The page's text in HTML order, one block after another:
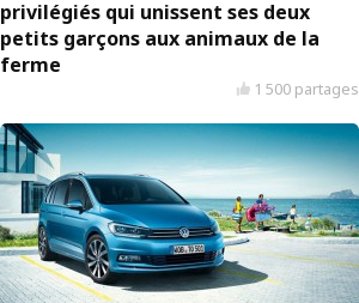
privilégiés qui unissent ses deux
petits garçons aux animaux de la
ferme
1 500 partages